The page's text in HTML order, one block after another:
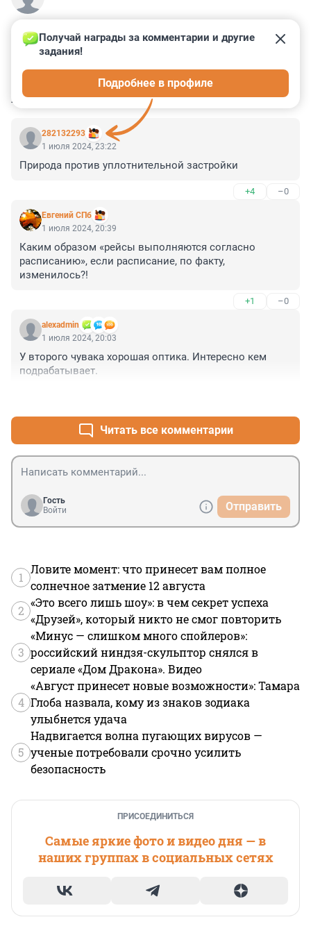
КОММЕНТАРИИ 3
282132293
Получай награды за комментарии и другие
задания!
Подробнее в профиле
1 июля 2024, 23:22
Природа против уплотнительной застройки
+4 –0
Евгений СПб
1 июля 2024, 20:39
Каким образом «рейсы выполняются согласно
расписанию», если расписание, по факту,
изменилось?!
+1 –0
alexadmin
1 июля 2024, 20:03
У второго чувака хорошая оптика. Интересно кем
подрабатывает.
Читать все комментарии
Гость
Войти
Отправить
1
Ловите момент: что принесет вам полное
солнечное затмение 12 августа
2
«Это всего лишь шоу»: в чем секрет успеха
«Друзей», который никто не смог повторить
3
«Минус — слишком много спойлеров»:
российский ниндзя-скульптор снялся в
сериале «Дом Дракона». Видео
4
«Август принесет новые возможности»: Тамара
Глоба назвала, кому из знаков зодиака
улыбнется удача
5
Надвигается волна пугающих вирусов —
ученые потребовали срочно усилить
безопасность
ПРИСОЕДИНИТЬСЯ
Самые яркие фото и видео дня — в
наших группах в социальных сетях